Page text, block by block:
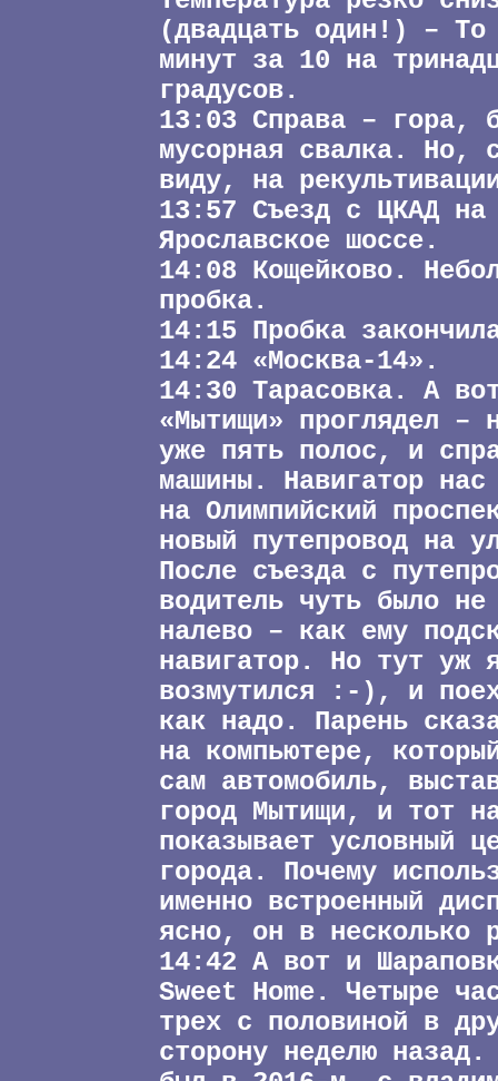
(двадцать один!) – То
минут за 10 на
градусов.
13:03 Справа – гора,
мусорная свалка. Но,
виду, на
13:57 Съезд с ЦКАД на
Ярославское шоссе.
14:08 Кощейково.
пробка.
14:15 Пробка
14:24 «Москва-14».
14:30 Тарасовка. А
«Мытищи» проглядел –
уже пять полос, и
машины. Навигатор
на Олимпийский
новый путепровод на
После съезда с
водитель чуть было не
налево – как ему
навигатор. Но тут уж
возмутился :-), и
как надо. Парень
на компьютере,
сам автомобиль,
город Мытищи, и тот
показывает условный
города. Почему
именно встроенный
ясно, он в несколько
14:42 А вот и
Sweet Home. Четыре
трех с половиной в
сторону неделю